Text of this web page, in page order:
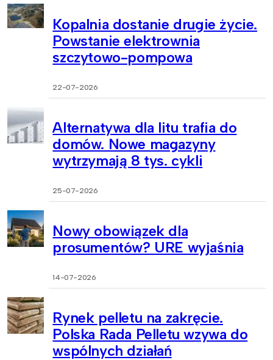
Kopalnia dostanie drugie życie.
Powstanie elektrownia
szczytowo-pompowa
22-07-2026
Alternatywa dla litu trafia do
domów. Nowe magazyny
wytrzymają 8 tys. cykli
25-07-2026
Nowy obowiązek dla
prosumentów? URE wyjaśnia
14-07-2026
Rynek pelletu na zakręcie.
Polska Rada Pelletu wzywa do
wspólnych działań